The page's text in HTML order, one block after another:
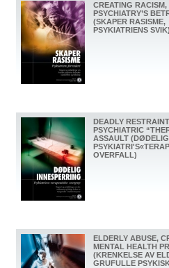
CREATING RACISM,
PSYCHIATRY’S
(SKAPER RASISME,
PSYKIATRIENS SVIK)
DEADLY
PSYCHIATRIC
ASSAULT
OVERFALL)
ELDERLY ABUSE,
MENTAL HEALTH
(KRENKELSE AV
GRUFULLE